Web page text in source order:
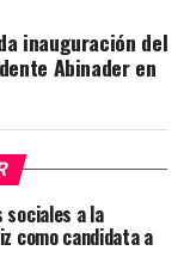
inauguración del
Abinader en
sociales a la
como candidata a